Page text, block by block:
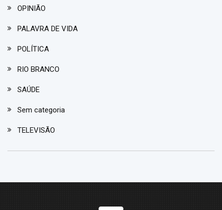
OPINIÃO
PALAVRA DE VIDA
POLÍTICA
RIO BRANCO
SAÚDE
Sem categoria
TELEVISÃO